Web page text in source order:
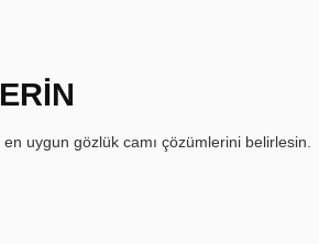
uygun gözlük camı çözümlerini belirlesin.